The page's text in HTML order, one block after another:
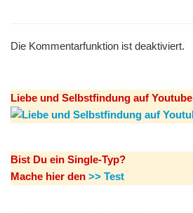
Die Kommentarfunktion ist deaktiviert.
Liebe und Selbstfindung auf Youtube
Bist Du ein Single-Typ?
Mache hier den >> Test